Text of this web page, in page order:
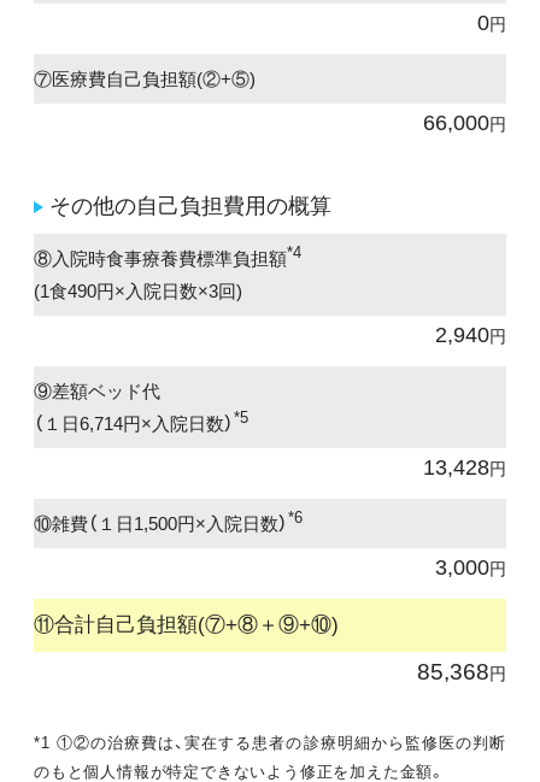
0円
⑦医療費自己負担額(②+⑤)
66,000円
その他の自己負担費用の概算
⑧入院時食事療養費標準負担額*4
(1食490円×入院日数×3回)
2,940円
⑨差額ベッド代
（１日6,714円×入院日数） *5
13,428円
⑩雑費（１日1,500円×入院日数） *6
3,000円
⑪合計自己負担額(⑦+⑧＋⑨+⑩)
85,368円
*1 ①②の治療費は、実在する患者の診療明細から監修医の判断
のもと個人情報が特定できないよう修正を加えた金額。